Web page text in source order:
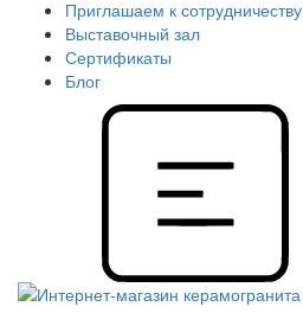
Приглашаем к сотрудничеству
Выставочный зал
Сертификаты
Блог